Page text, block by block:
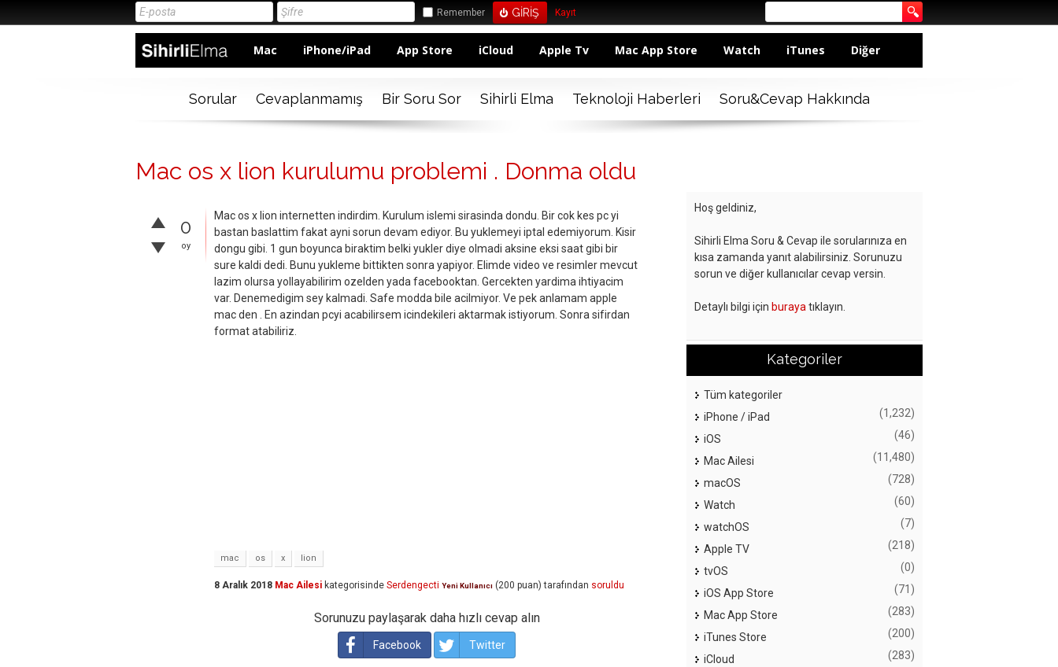
Remember Kayıt
Mac iPhone/iPad App Store iCloud Apple Tv Mac App Store Watch iTunes Diğer
Sorular Cevaplanmamış Bir Soru Sor Sihirli Elma Teknoloji Haberleri Soru&Cevap Hakkında
Mac os x lion kurulumu problemi . Donma oldu
0
oy
Mac os x lion internetten indirdim. Kurulum islemi sirasinda dondu. Bir cok kes pc yi
bastan baslattim fakat ayni sorun devam ediyor. Bu yuklemeyi iptal edemiyorum. Kisir
dongu gibi. 1 gun boyunca biraktim belki yukler diye olmadi aksine eksi saat gibi bir
sure kaldi dedi. Bunu yukleme bittikten sonra yapiyor. Elimde video ve resimler mevcut
lazim olursa yollayabilirim ozelden yada facebooktan. Gercekten yardima ihtiyacim
var. Denemedigim sey kalmadi. Safe modda bile acilmiyor. Ve pek anlamam apple
mac den . En azindan pcyi acabilirsem icindekileri aktarmak istiyorum. Sonra sifirdan
format atabiliriz.
mac os x lion
8 Aralık 2018 Mac Ailesi kategorisinde Serdengecti Yeni Kullanıcı (200 puan) tarafından soruldu
Sorunuzu paylaşarak daha hızlı cevap alın
Facebook Twitter
Hoş geldiniz,
Sihirli Elma Soru & Cevap ile sorularınıza en
kısa zamanda yanıt alabilirsiniz. Sorunuzu
sorun ve diğer kullanıcılar cevap versin.
Detaylı bilgi için buraya tıklayın.
Kategoriler
Tüm kategoriler
iPhone / iPad
(1,232)
iOS (46)
Mac Ailesi (11,480)
macOS (728)
Watch (60)
watchOS (7)
Apple TV (218)
tvOS (0)
iOS App Store (71)
Mac App Store (283)
iTunes Store (200)
iCloud (283)